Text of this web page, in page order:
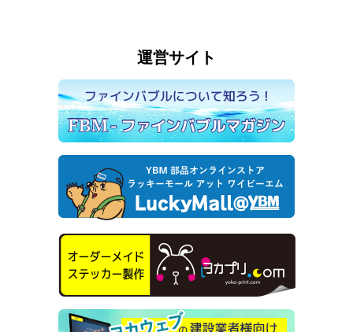
運営サイト